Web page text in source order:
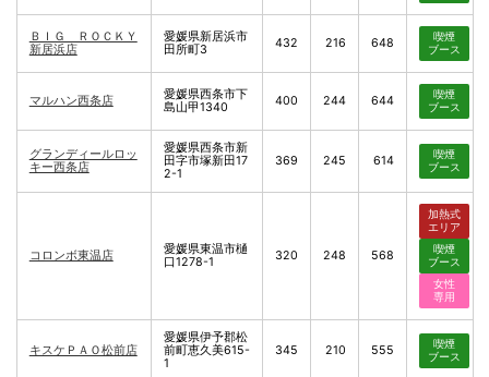
ＢＩＧ ＲＯＣＫＹ
新居浜店
愛媛県新居浜市
田所町3
432 216 648
喫煙
ブース
マルハン西条店
愛媛県西条市下
島山甲1340
400 244 644
喫煙
ブース
グランディールロッ
キー西条店
愛媛県西条市新
田字市塚新田17
2-1
369 245 614
喫煙
ブース
コロンボ東温店
愛媛県東温市樋
口1278-1
320 248 568
加熱式
エリア
喫煙
ブース
女性
専用
キスケＰＡＯ松前店
愛媛県伊予郡松
前町恵久美615-
1
345 210 555
喫煙
ブース